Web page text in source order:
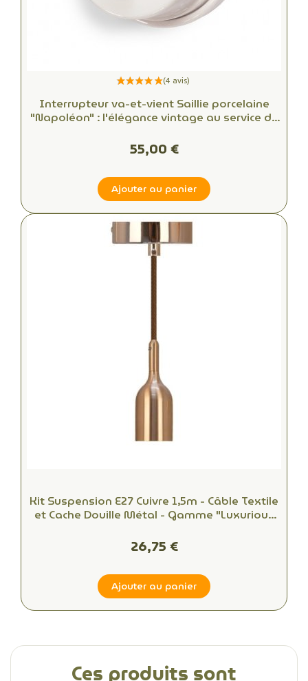
Interrupteur va-et-vient Saillie porcelaine
"Napoléon" : l'élégance vintage au service de
55,00 €
Ajouter au panier
Kit Suspension E27 Cuivre 1,5m - Câble Textile
et Cache Douille Métal - Gamme "Luxurious
26,75 €
Ajouter au panier
Ces produits sont